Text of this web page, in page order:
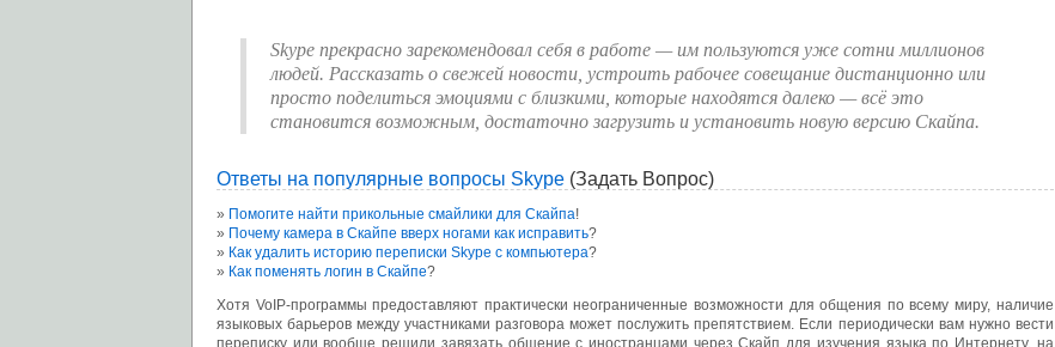
Skype прекрасно зарекомендовал себя в работе — им пользуются уже сотни миллионов
людей. Рассказать о свежей новости, устроить рабочее совещание дистанционно или
просто поделиться эмоциями с близкими, которые находятся далеко — всё это
становится возможным, достаточно загрузить и установить новую версию Скайпа.
Ответы на популярные вопросы Skype (Задать Вопрос)
Помогите найти прикольные смайлики для Скайпа!
Почему камера в Cкайпе вверх ногами как исправить?
Как удалить историю переписки Skype с компьютера?
Как поменять логин в Скайпе?
Хотя VoIP-программы предоставляют практически неограниченные возможности для общения по всему миру, наличие
языковых барьеров между участниками разговора может послужить препятствием. Если периодически вам нужно вести
переписку или вообще решили завязать общение с иностранцами через Скайп для изучения языка по Интернету, на